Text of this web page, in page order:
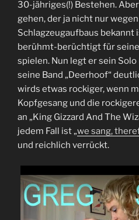
30-jähriges(!) Bestehen.
gehen, der ja nicht nur
Schlagzeugaufbaus bekannt
berühmt-berüchtigt für
spielen. Nun legt er sein
seine Band „Deerhoof“
wirds etwas rockiger, wenn
Kopfgesang und die
an „King Gizzard And The
jedem Fall ist „we sang,
und reichlich verrückt.